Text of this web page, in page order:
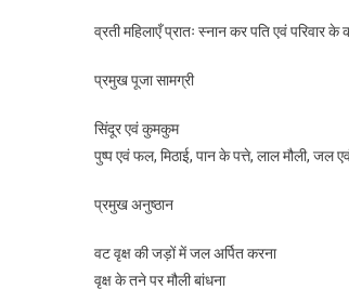
व्रती महिलाएँ प्रातः स्नान कर पति एवं
प्रमुख पूजा सामग्री
सिंदूर एवं कुमकुम
पुष्प एवं फल, मिठाई, पान के पत्ते, लाल मौली, जल
प्रमुख अनुष्ठान
वट वृक्ष की जड़ों में जल अर्पित करना
वृक्ष के तने पर मौली बांधना